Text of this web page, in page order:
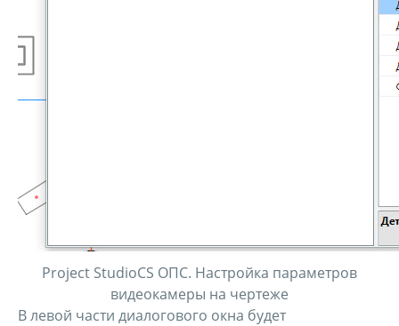
Project StudioCS ОПС. Настройка параметров
видеокамеры на чертеже
В левой части диалогового окна будет